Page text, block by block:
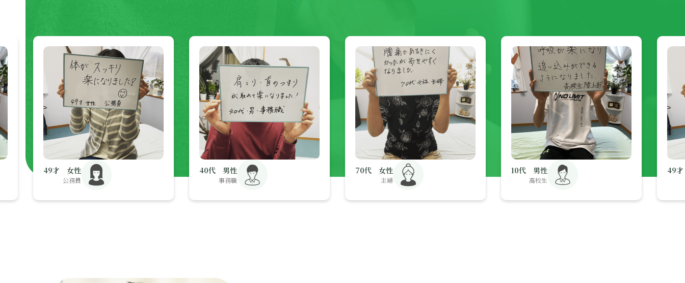
49才 女性 40代 男性 70代 女性 10代 男性 49才 女性